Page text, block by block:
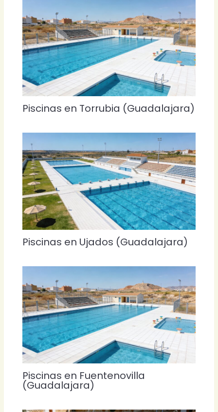
Piscinas en Torrubia (Guadalajara)
Piscinas en Ujados (Guadalajara)
Piscinas en Fuentenovilla
(Guadalajara)